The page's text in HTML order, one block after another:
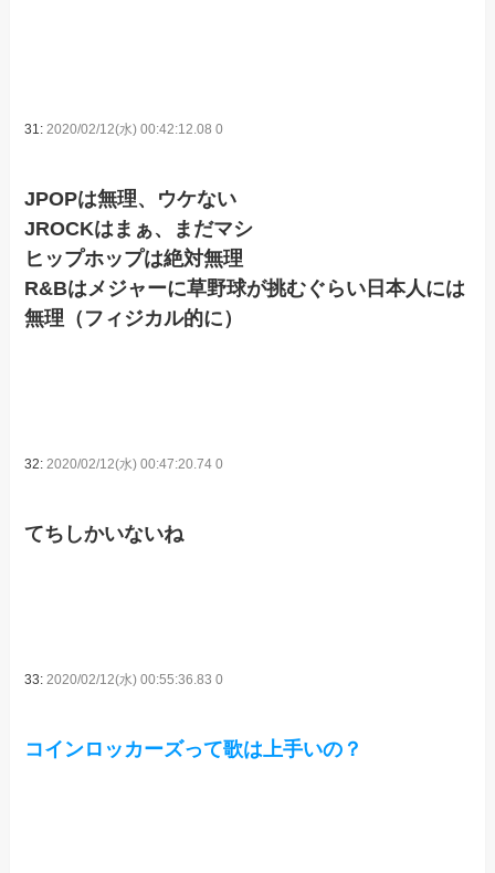
31:2020/02/12(水) 00:42:12.08 0
JPOPは無理、ウケない
JROCKはまぁ、まだマシ
ヒップホップは絶対無理
R&Bはメジャーに草野球が挑むぐらい日本人には
無理（フィジカル的に）
32:2020/02/12(水) 00:47:20.74 0
てちしかいないね
33: 2020/02/12(水) 00:55:36.83 0
コインロッカーズって歌は上手いの？